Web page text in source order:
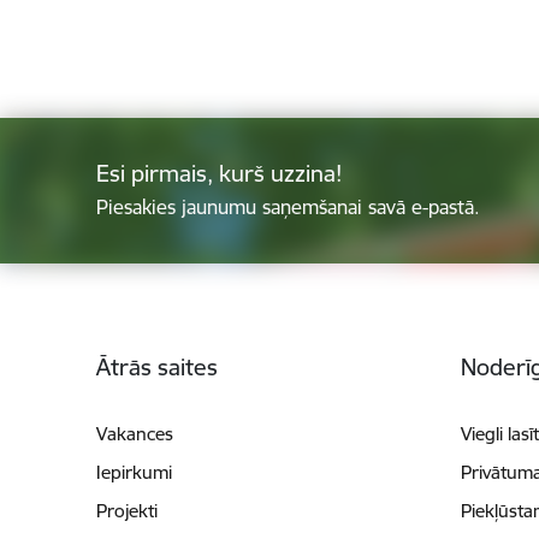
Esi pirmais, kurš uzzina!
Piesakies jaunumu saņemšanai savā e-pastā.
Ātrās saites
Vakances
Iepirkumi
Projekti
Viegli lasīt